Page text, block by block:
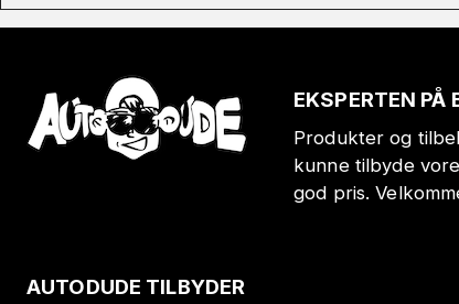
EKSPERTEN PÅ
Produkter og
kunne tilbyde
god pris.
AUTODUDE TILBYDER